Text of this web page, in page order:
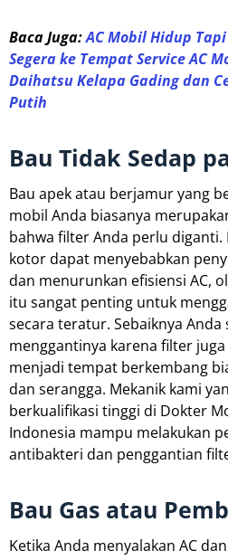
Baca Juga:AC Mobil Hidup
Segera ke Tempat Service AC
Daihatsu Kelapa Gading dan
Putih
Bau Tidak Sedap
Bau apek atau berjamur yang
mobil Anda biasanya
bahwa filter Anda perlu diganti.
kotor dapat menyebabkan
dan menurunkan efisiensi AC,
itu sangat penting untuk
secara teratur. Sebaiknya Anda
menggantinya karena filter
menjadi tempat berkembang
dan serangga. Mekanik kami
berkualifikasi tinggi di Dokter
Indonesia mampu melakukan
antibakteri dan penggantian
Bau Gas atau
Ketika Anda menyalakan AC